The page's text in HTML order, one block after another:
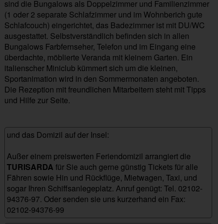
sind die Bungalows als Doppelzimmer und Familienzimmer
(1 oder 2 separate Schlafzimmer und im Wohnberich gute
Schlafcouch) eingerichtet, das Badezimmer ist mit DU/WC
ausgestattet. Selbstverständlich befinden sich in allen
Bungalows Farbfernseher, Telefon und im Eingang eine
überdachte, möblierte Veranda mit kleinem Garten. Ein
italienscher Miniclub kümmert sich um die kleinen,
Sportanimation wird in den Sommermonaten angeboten.
Die Rezeption mit freundlichen Mitarbeitern steht mit Tipps
und Hilfe zur Seite.
und das Domizil auf der Insel:
Außer einem preiswerten Feriendomizil arrangiert die
TURISARDA für Sie auch gerne günstig Tickets für alle
Fähren sowie Hin und Rückflüge, Mietwagen, Taxi, und
sogar Ihren Schiffsanlegeplatz. Anruf genügt: Tel. 02102-
94376-97. Oder senden sie uns kurzerhand ein Fax:
02102-94376-99